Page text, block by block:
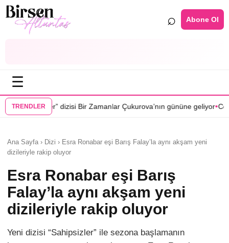
⌕ Abone Ol
☰
TRENDLER
Zamanlar Çukurova’nın gününe geliyor•Cenan Çamyurdu
Ana Sayfa › Dizi › Esra Ronabar eşi Barış Falay’la aynı akşam yeni
dizileriyle rakip oluyor
Esra Ronabar eşi Barış
Falay’la aynı akşam yeni
dizileriyle rakip oluyor
Yeni dizisi “Sahipsizler” ile sezona başlamanın